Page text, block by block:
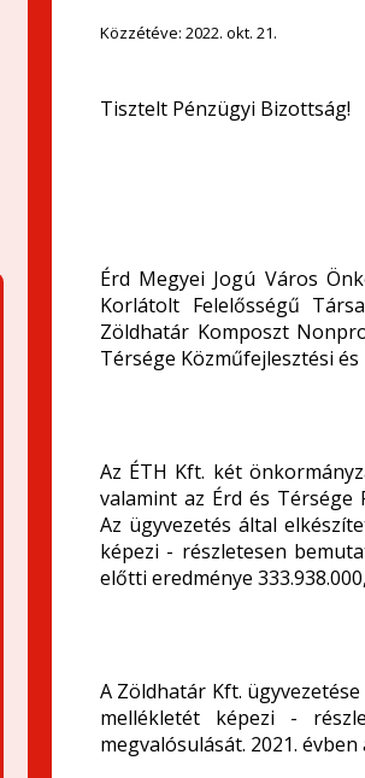
Közzétéve: 2022. okt. 21.
Tisztelt Pénzügyi Bizottság!
Érd Megyei Jogú Város
Korlátolt Felelősségű
Zöldhatár Komposzt
Térsége Közműfejlesztési
Az ÉTH Kft. két
valamint az Érd és Térsége
Az ügyvezetés által
képezi - részletesen
előtti eredménye
A Zöldhatár Kft.
mellékletét képezi -
megvalósulását. 2021.